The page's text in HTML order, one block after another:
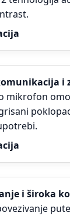
mikrofon
i široka